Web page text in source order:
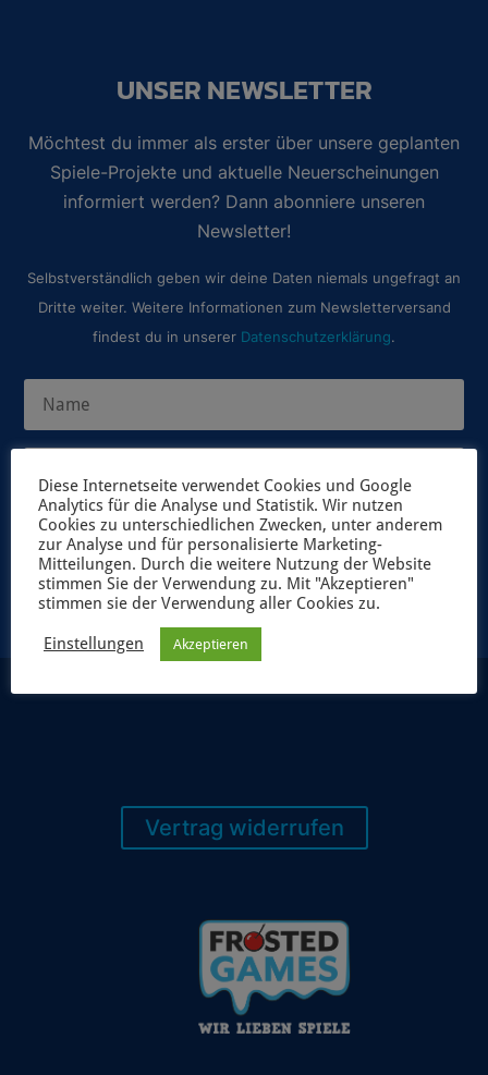
UNSER NEWSLETTER
Möchtest du immer als erster über unsere geplanten
Spiele-Projekte und aktuelle Neuerscheinungen
informiert werden? Dann abonniere unseren
Newsletter!
Selbstverständlich geben wir deine Daten niemals ungefragt an
Dritte weiter. Weitere Informationen zum Newsletterversand
findest du in unserer Datenschutzerklärung.
JETZT ANMELDEN
Vertrag widerrufen
Diese Internetseite verwendet Cookies und Google
Analytics für die Analyse und Statistik. Wir nutzen
Cookies zu unterschiedlichen Zwecken, unter anderem
zur Analyse und für personalisierte Marketing-
Mitteilungen. Durch die weitere Nutzung der Website
stimmen Sie der Verwendung zu. Mit "Akzeptieren"
stimmen sie der Verwendung aller Cookies zu.
Einstellungen Akzeptieren